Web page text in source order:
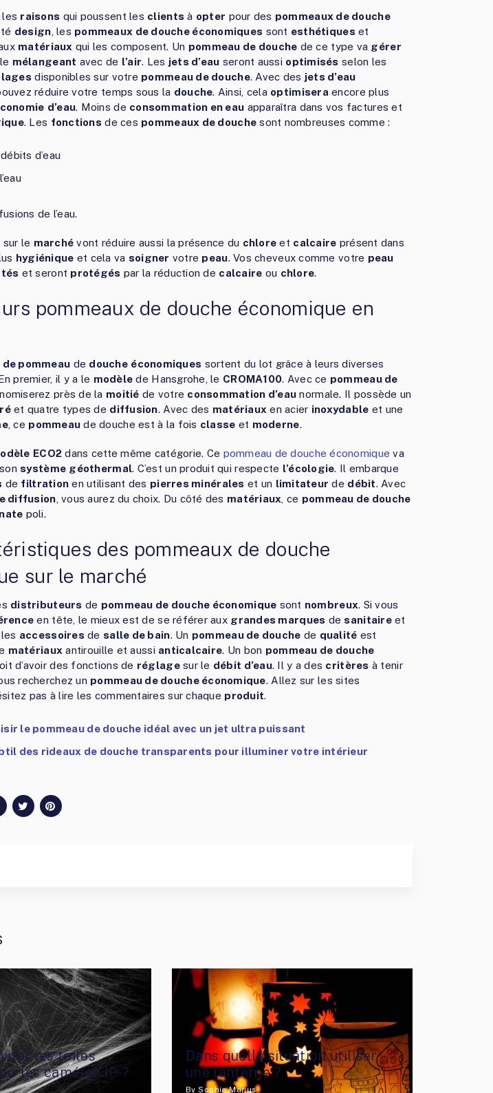
les raisons qui poussent les clients à opter pour des pommeaux de douche
design , les pommeaux de douche économiques sont esthétiques et
matériaux qui les composent. Un pommeau de douche de ce type va gérer
mélangeant avec de l’air. Les jets d’eau seront aussi optimisés selon les
disponibles sur votre pommeau de douche. Avec des jets d’eau
réduire votre temps sous la douche. Ainsi, cela optimisera encore plus
d’eau. Moins de consommation en eau apparaîtra dans vos factures et
. Les fonctions de ces pommeaux de douche sont nombreuses comme :
d’eau
de l’eau.
sur le marché vont réduire aussi la présence du chlore et calcaire présent dans
hygiénique et cela va soigner votre peau. Vos cheveux comme votre peau
et seront protégés par la réduction de calcaire ou chlore.
pommeaux de douche économique en
pommeau de douche économiques sortent du lot grâce à leurs diverses
premier, il y a le modèle de Hansgrohe, le CROMA100. Avec ce pommeau de
près de la moitié de votre consommation d’eau normale. Il possède un
et quatre types de diffusion. Avec des matériaux en acier inoxydable et une
, ce pommeau de douche est à la fois classe et moderne.
ECO2 dans cette même catégorie. Ce pommeau de douche économique va
système géothermal. C’est un produit qui respecte l’écologie. Il embarque
de filtration en utilisant des pierres minérales et un limitateur de débit. Avec
diffusion , vous aurez du choix. Du côté des matériaux , ce pommeau de douche
poli.
des pommeaux de douche
sur le marché
distributeurs de pommeau de douche économique sont nombreux. Si vous
en tête, le mieux est de se référer aux grandes marques de sanitaireet
accessoires de salle de bain. Un pommeau de douche de qualité est
matériaux antirouille et aussi anticalcaire. Un bon pommeau de douche
d’avoir des fonctions de réglagesur le débit d’eau. Il y a des critères à tenir
recherchez un pommeau de douche économique. Allez sur les sites
pas à lire les commentaires sur chaque produit.
le pommeau de douche idéal avec un jet ultra puissant
des rideaux de douche transparents pour illuminer votre intérieur
les toiles
les caméras IP ?
Dans quelle situation utiliser
une lanterne ?
By Sophie Marius